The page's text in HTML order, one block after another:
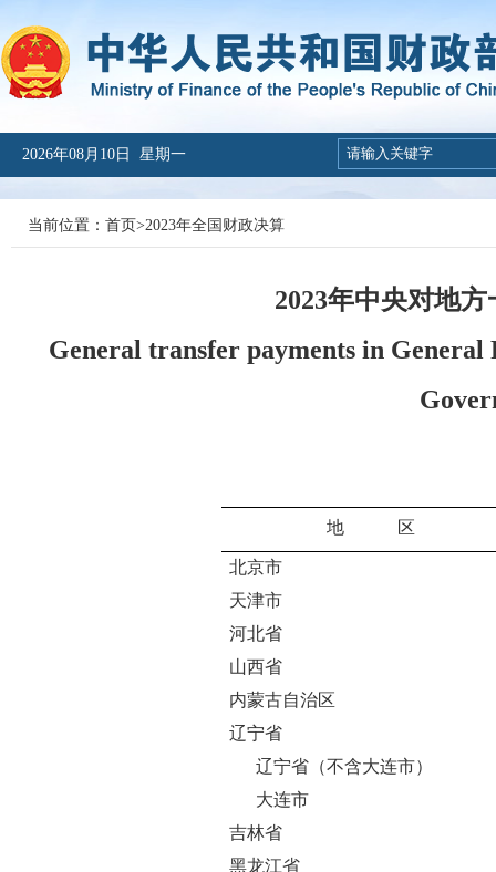
2026年08月10日 星期一
当前位置： 首页>2023年全国财政决算
2023年中央对地
General transfer payments in
地 区
北京市
天津市
河北省
山西省
内蒙古自治区
辽宁省
辽宁省（不含大连市）
大连市
吉林省
黑龙江省